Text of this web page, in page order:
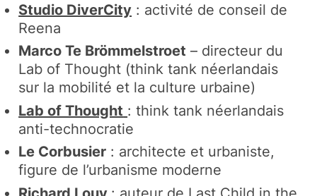
Studio DiverCity : activité de conseil de
Reena
Marco Te Brömmelstroet – directeur du
Lab of Thought (think tank néerlandais
sur la mobilité et la culture urbaine)
Lab of Thought : think tank néerlandais
anti-technocratie​
Le Corbusier : architecte et urbaniste,
figure de l’urbanisme moderne